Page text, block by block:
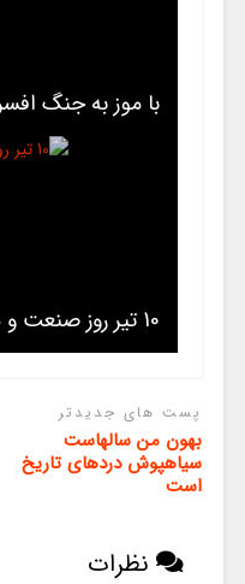
با موز به جنگ
10 تیر روز صنعت و معدن
پست های جدیدتر
بهون من سالهاست
سیاهپوش دردهای تاریخ
است
نظرات